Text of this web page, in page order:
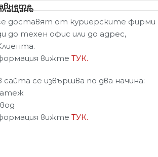
доставят от куриерските фирми
до техен офис или до адрес,
вижте ТУК.
се извършва по два начина:
вижте ТУК.